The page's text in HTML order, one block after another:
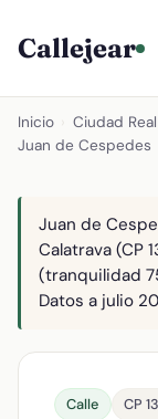
Callejear
Inicio Ciudad Real
Juan de Cespedes
Juan de
Calatrava (CP
(tranquilidad
Datos a julio
Calle CP